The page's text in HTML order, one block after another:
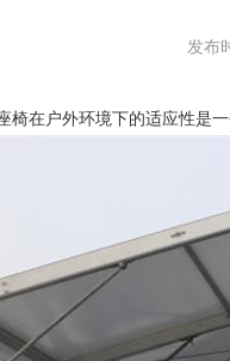
发布
椅在户外环境下的适应性是